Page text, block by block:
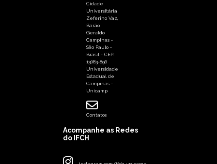
Cidade
Universitária
Zeferino Vaz,
Barão
Geraldo
Campinas -
São Paulo -
Brasil - CEP:
13083-896
Universidade
Estadual de
Campinas -
Unicamp
Contatos
Acompanhe as Redes
do IFCH